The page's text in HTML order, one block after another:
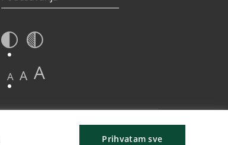
Prihvatam sve
A A A